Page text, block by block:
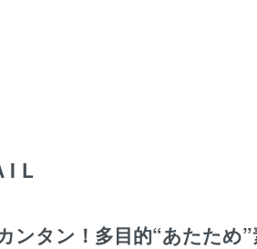
ンタン！多目的“あたため